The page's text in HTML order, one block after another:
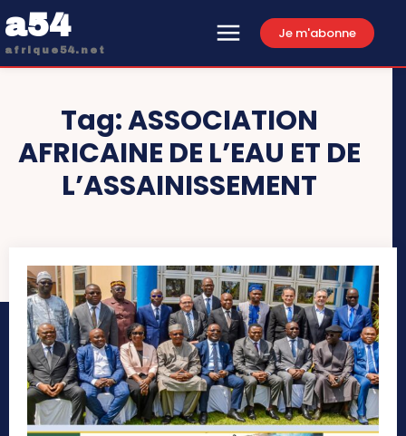
a54
afrique54.net
Je m'abonne
Tag:ASSOCIATION
AFRICAINE DE L’EAU ET DE
L’ASSAINISSEMENT